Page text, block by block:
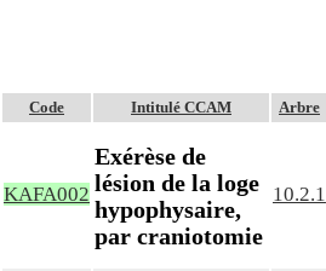
Code Intitulé CCAM Arbre
KAFA002
Exérèse de
lésion de la loge
hypophysaire,
par craniotomie
10.2.1